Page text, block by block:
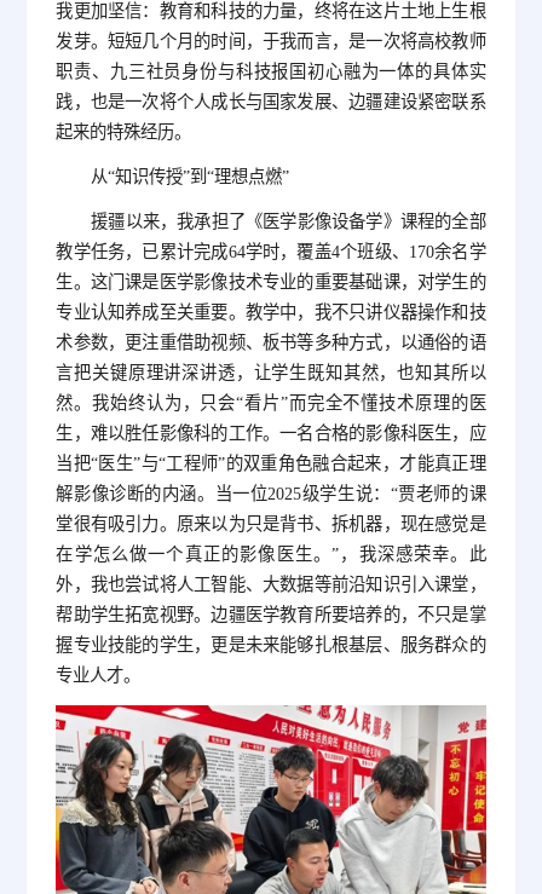
我更加坚信：教育和科技的力量，终将在这片土地上生根
发芽。短短几个月的时间，于我而言，是一次将高校教师
职责、九三社员身份与科技报国初心融为一体的具体实
践，也是一次将个人成长与国家发展、边疆建设紧密联系
起来的特殊经历。
从“知识传授”到“理想点燃”
援疆以来，我承担了《医学影像设备学》课程的全部
教学任务，已累计完成64学时，覆盖4个班级、170余名学
生。这门课是医学影像技术专业的重要基础课，对学生的
专业认知养成至关重要。教学中，我不只讲仪器操作和技
术参数，更注重借助视频、板书等多种方式，以通俗的语
言把关键原理讲深讲透，让学生既知其然，也知其所以
然。我始终认为，只会“看片”而完全不懂技术原理的医
生，难以胜任影像科的工作。一名合格的影像科医生，应
当把“医生”与“工程师”的双重角色融合起来，才能真正理
解影像诊断的内涵。当一位2025级学生说：“贾老师的课
堂很有吸引力。原来以为只是背书、拆机器，现在感觉是
在学怎么做一个真正的影像医生。”，我深感荣幸。此
外，我也尝试将人工智能、大数据等前沿知识引入课堂，
帮助学生拓宽视野。边疆医学教育所要培养的，不只是掌
握专业技能的学生，更是未来能够扎根基层、服务群众的
专业人才。